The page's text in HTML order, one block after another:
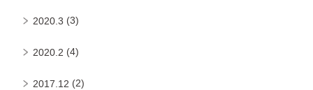
2020.3 (3)
2020.2 (4)
2017.12 (2)